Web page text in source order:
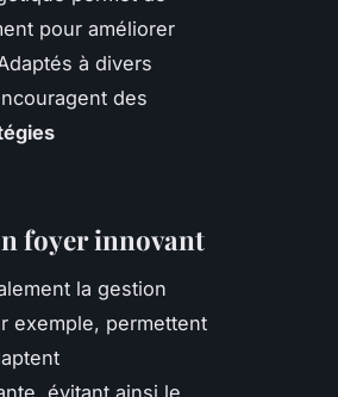
pour améliorer
à divers
des
foyer innovant
la gestion
exemple, permettent